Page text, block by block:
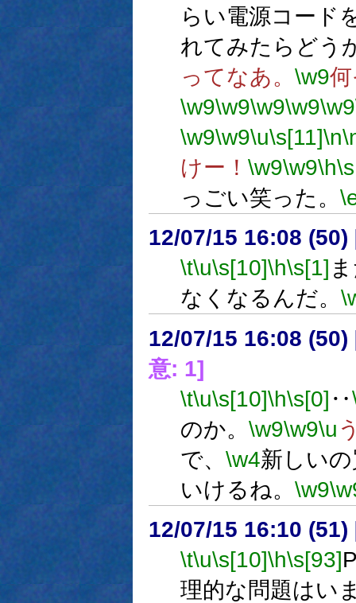
らい電源コード
れてみたらどう
ってなあ。 \w9
\w9\w9\w9\w9\w9
\w9\w9\u\s[11]\n
けー！ \w9\w9\h
っごい笑った。
12/07/15 16:08 (50)
\t\u\s[10]\h\s[1]
なくなるんだ。
12/07/15 16:08 (50)
意: 1]
\t\u\s[10]\h\s[0] ‥
のか。 \w9\w9\u
で、 \w4新しい
いけるね。 \w9
12/07/15 16:10 (51)
\t\u\s[10]\h\s[93]
理的な問題はい